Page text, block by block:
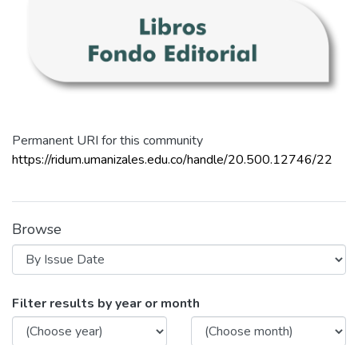
Permanent URI for this community
https://ridum.umanizales.edu.co/handle/20.500.12746/22
Browse
Browsing Libros Fondo Editorial by
Filter results by year or month